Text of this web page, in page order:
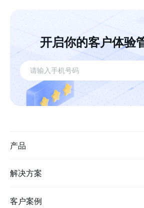
开启你的客户体验
产品
解决方案
客户案例